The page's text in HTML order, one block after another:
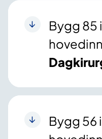
Bygg 85
Bygg 56